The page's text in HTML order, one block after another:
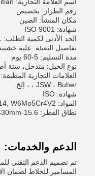
رقم الطراز: تخصيص
مكان المنشأ: الصين
شهادة: ISO 9001
الحد الأدنى لكمية الطلب: 1
تفاصيل التعبئة: علبة
مدة التسليم: 5-60 يوم
نوع الحبل: متدخل، ستة
، JSW ، Buher ، إلخ.
شهادة: ISO
المواد: SAM10, SAM39, WR5, WR14, W6Mo5Cr4V2
نطاق القطر: 15.6-430mm
الدعم والخدمات:
تم تصميم الدعم التقني
المسامير للخلاط لضمان